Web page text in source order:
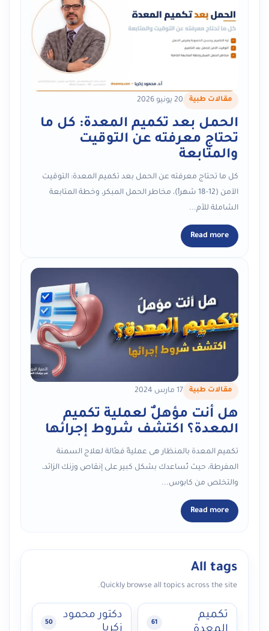
مقالات طبية 20 يونيو 2026
الحمل بعد تكميم المعدة: كل ما
تحتاج معرفته عن التوقيت
والمتابعة
كل ما تحتاج معرفته عن الحمل بعد تكميم المعدة: التوقيت
الآمن (12-18 شهراً)، مخاطر الحمل المبكر، وخطة المتابعة
الشاملة للأم...
Read more
مقالات طبية 17 مارس 2024
هل أنت مؤهلٌ لعملية تكميم
المعدة؟ اكتشف شروط إجرائها
تكميم المعدة بالمنظار هى عمليةٌ فعّالة لعلاج السمنة
المفرطة، حيث تُساعدك بشكل كبير على إنقاص وزنك الزائد،
والتخلص من كابوس...
Read more
All tags
Quickly browse all topics across the site.
تكميم
61
دكتور محمود
50